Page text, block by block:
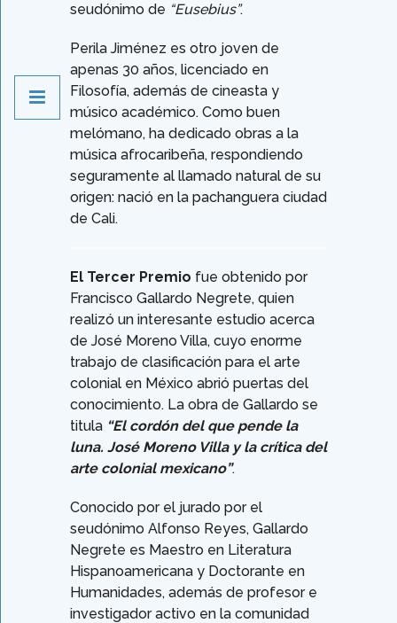
seudónimo de “Eusebius”.
Perila Jiménez es otro joven de
apenas 30 años, licenciado en
Filosofía, además de cineasta y
músico académico. Como buen
melómano, ha dedicado obras a la
música afrocaribeña, respondiendo
seguramente al llamado natural de su
origen: nació en la pachanguera ciudad
de Cali.
El Tercer Premio fue obtenido por
Francisco Gallardo Negrete, quien
realizó un interesante estudio acerca
de José Moreno Villa, cuyo enorme
trabajo de clasificación para el arte
colonial en México abrió puertas del
conocimiento. La obra de Gallardo se
titula “El cordón del que pende la
luna. José Moreno Villa y la crítica del
arte colonial mexicano”.
Conocido por el jurado por el
seudónimo Alfonso Reyes, Gallardo
Negrete es Maestro en Literatura
Hispanoamericana y Doctorante en
Humanidades, además de profesor e
investigador activo en la comunidad